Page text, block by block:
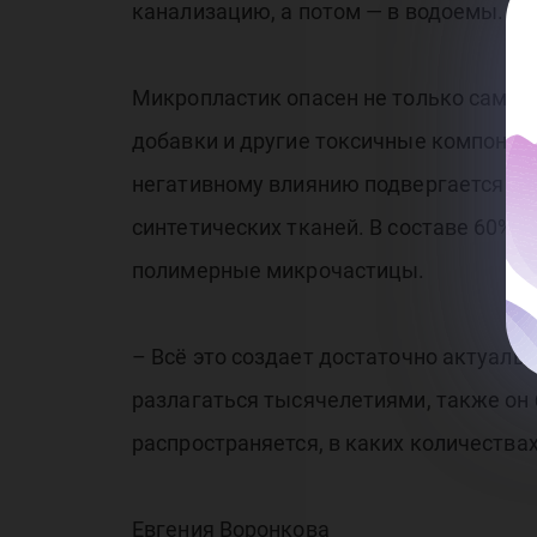
канализацию, а потом — в водоемы. И
Микропластик опасен не только сам
добавки и другие токсичные
негативному влиянию подвергается
синтетических тканей. В составе
полимерные микрочастицы.
– Всё это создает достаточно
разлагаться тысячелетиями, также
распространяется, в каких
Евгения Воронкова